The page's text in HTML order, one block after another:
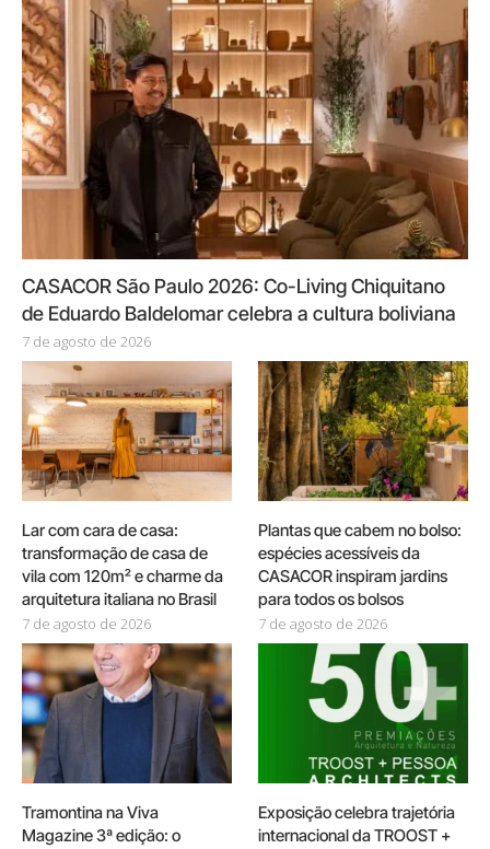
CASACOR São Paulo 2026: Co-Living Chiquitano
de Eduardo Baldelomar celebra a cultura boliviana
7 de agosto de 2026
Lar com cara de casa:
transformação de casa de
vila com 120m² e charme da
arquitetura italiana no Brasil
7 de agosto de 2026
Plantas que cabem no bolso:
espécies acessíveis da
CASACOR inspiram jardins
para todos os bolsos
7 de agosto de 2026
Tramontina na Viva
Magazine 3ª edição: o
Exposição celebra trajetória
internacional da TROOST +